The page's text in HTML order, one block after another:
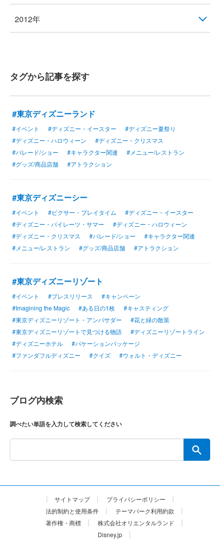
2012年
タグから記事を探す
#東京ディズニーランド
#イベント #ディズニー・イースター
#ディズニー夏祭り
#ディズニー・ハロウィーン
#ディズニー・クリスマス
#パレード/ショー
#キャラクター関連
#メニュー/レストラン
#グッズ/商品店舗
#アトラクション
#東京ディズニーシー
#イベント #ピクサー・プレイタイム
#ディズニー・イースター
#ディズニー・パイレーツ・サマー
#ディズニー・ハロウィーン
#ディズニー・クリスマス
#パレード/ショー
#キャラクター関連
#メニュー/レストラン
#グッズ/商品店舗 #アトラクション
#東京ディズニーリゾート
#イベント #プレスリリース
#キャンペーン
#Imagining the Magic
#ある日の1枚
#キャスティング
#東京ディズニーリゾート・アンバサダー
#花と緑の散策
#東京ディズニーリゾートで見つける物語
#ディズニーリゾートライン
#ディズニーホテル
#バケーションパッケージ
#ファンダフルディズニー
#クイズ #ウォルト・ディズニー
ブログ内検索
調べたい単語を入力して検索してください
サイトマップ
プライバシーポリシー
法的制約と使用条件
テーマパーク利用約款
著作権・商標
株式会社オリエンタルランド
Disney.jp